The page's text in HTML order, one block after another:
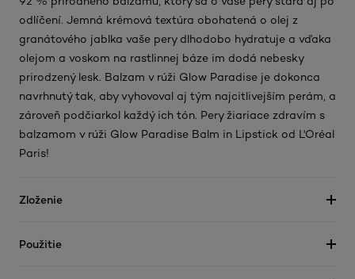
odlíčení. Jemná krémová textúra obohatená o olej z
granátového jablka vaše pery dlhodobo hydratuje a vďaka
olejom a voskom na rastlinnej báze im dodá nebesky
prirodzený lesk. Balzam v rúži Glow Paradise je dokonca
navrhnutý tak, aby vyhovoval aj tým najcitlivejším perám, a
zároveň podčiarkol každý ich tón. Pery žiariace zdravím s
balzamom v rúži Glow Paradise Balm in Lipstick od L'Oréal
Paris!
Zloženie
Použitie